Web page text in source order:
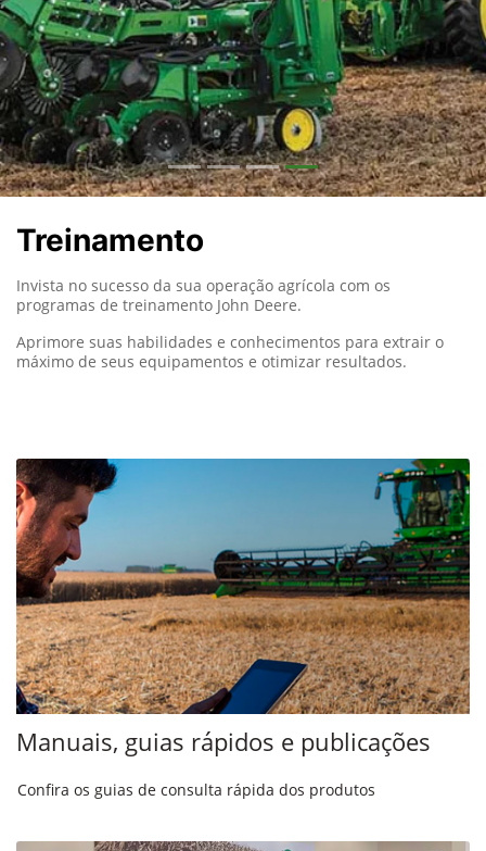
Treinamento
Invista no sucesso da sua operação agrícola com os
programas de treinamento John Deere.
Aprimore suas habilidades e conhecimentos para extrair o
máximo de seus equipamentos e otimizar resultados.
Manuais, guias rápidos e publicações
Confira os guias de consulta rápida dos produtos